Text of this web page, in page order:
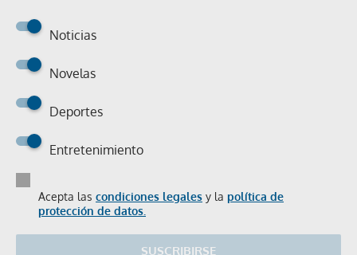
Noticias
Novelas
Deportes
Entretenimiento
Acepta las condiciones legales y la política de
protección de datos.
SUSCRIBIRSE